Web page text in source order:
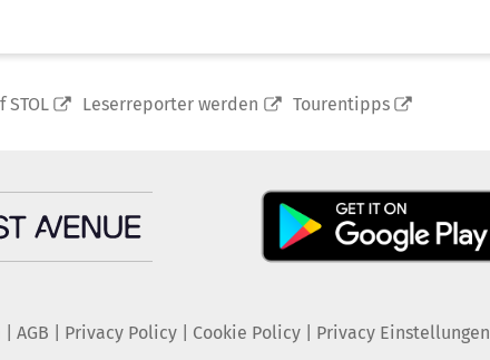
STOL Leserreporter werden Tourentipps
AGB Privacy Policy| Cookie Policy| Privacy Einstellungen